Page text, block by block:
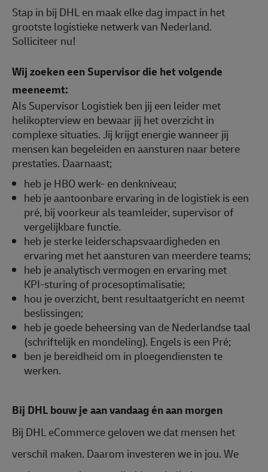
Stap in bij DHL en maak elke dag impact in het
grootste logistieke netwerk van Nederland.
Solliciteer nu!
Wij zoeken een Supervisor die het volgende
meeneemt:
Als Supervisor Logistiek ben jij een leider met
helikopterview en bewaar jij het overzicht in
complexe situaties. Jij krijgt energie wanneer jij
mensen kan begeleiden en aansturen naar betere
prestaties. Daarnaast;
heb je HBO werk- en denkniveau;
heb je aantoonbare ervaring in de logistiek is een
pré, bij voorkeur als teamleider, supervisor of
vergelijkbare functie.
heb je sterke leiderschapsvaardigheden en
ervaring met het aansturen van meerdere teams;
heb je analytisch vermogen en ervaring met
KPI‑sturing of procesoptimalisatie;
hou je overzicht, bent resultaatgericht en neemt
beslissingen;
heb je goede beheersing van de Nederlandse taal
(schriftelijk en mondeling). Engels is een Pré;
ben je bereidheid om in ploegendiensten te
werken.
Bij DHL bouw je aan vandaag én aan morgen
Bij DHL eCommerce geloven we dat mensen het
verschil maken. Daarom investeren we in jou. We